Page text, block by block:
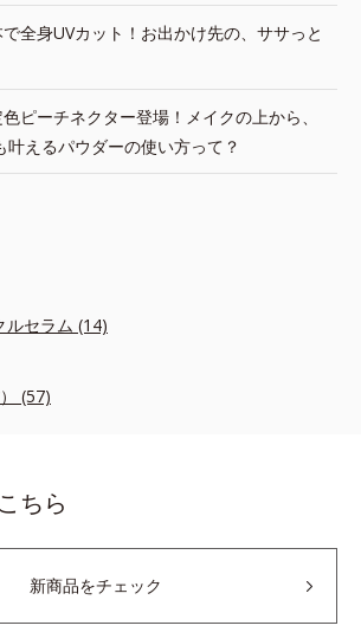
で全身UVカット！お出かけ先の、ササっと
ピーチネクター登場！メイクの上から、
叶えるパウダーの使い方って？
ルセラム (14)
(57)
ちら
新商品をチェック